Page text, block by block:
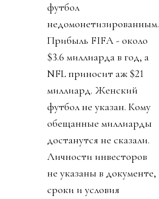
футбол
недомонетизированным.
Прибыль FIFA - около
$3.6 миллиарда в год, а
NFL приносит аж $21
миллиард. Женский
футбол не указан. Кому
обещанные миллиарды
достанутся не сказали.
Личности инвесторов
не указаны в документе,
сроки и условия